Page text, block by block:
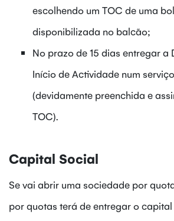
escolhendo um TOC de uma
disponibilizada no balcão;
No prazo de 15 dias entregar a
Início de Actividade num
(devidamente preenchida e
TOC).
Capital Social
Se vai abrir uma sociedade por
por quotas terá de entregar o